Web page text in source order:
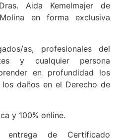
Aida Kemelmajer de
en forma exclusiva
as, profesionales del
y cualquier persona
en profundidad los
daños en el Derecho de
y 100% online.
de Certificado